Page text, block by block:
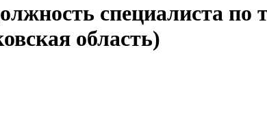
специалиста
область)